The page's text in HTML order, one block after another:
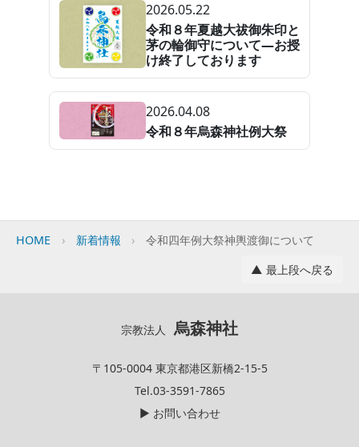
2026.05.22
令和８年夏越大祓御朱印と
茅の輪御守について—お授
け終了しております
2026.04.08
令和８年烏森神社例大祭
HOME 新着情報
令和四年例大祭神輿渡御について
▲ 最上段へ戻る
宗教法人 烏森神社
〒105-0004 東京都港区新橋2-15-5
Tel.03-3591-7865
▶ お問い合わせ